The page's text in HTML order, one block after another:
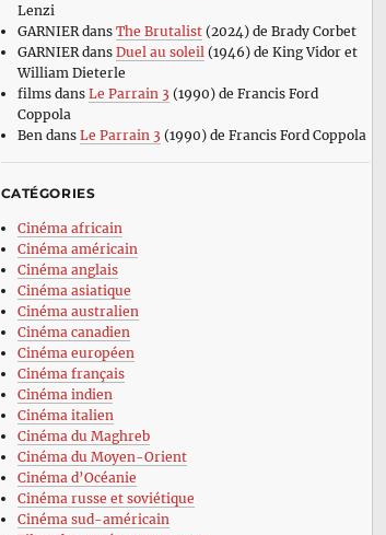
Lenzi
GARNIERdans The Brutalist(2024) de Brady Corbet
GARNIERdans Duel au soleil (1946) de King Vidor et
William Dieterle
filmsdans Le Parrain 3 (1990) de Francis Ford
Coppola
Ben dans Le Parrain 3 (1990) de Francis Ford Coppola
CATÉGORIES
Cinéma africain
Cinéma américain
Cinéma anglais
Cinéma asiatique
Cinéma australien
Cinéma canadien
Cinéma européen
Cinéma français
Cinéma indien
Cinéma italien
Cinéma du Maghreb
Cinéma du Moyen-Orient
Cinéma d’Océanie
Cinéma russe et soviétique
Cinéma sud-américain